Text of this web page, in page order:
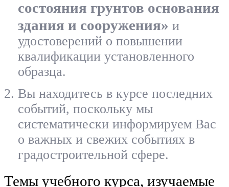
состояния грунтов основания
здания и сооружения» и
удостоверений о повышении
квалификации установленного
образца.
Вы находитесь в курсе последних
событий, поскольку мы
систематически информируем Вас
о важных и свежих событиях в
градостроительной сфере.
Темы учебного курса, изучаемые